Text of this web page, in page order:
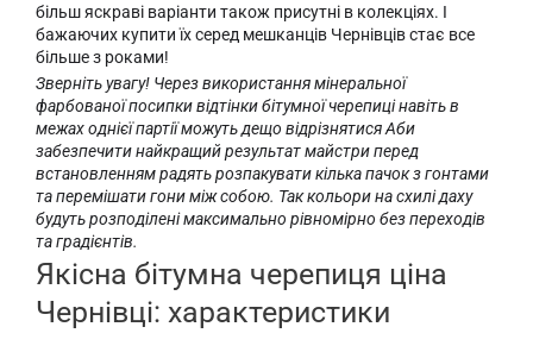
більш яскраві варіанти також присутні в колекціях. І
бажаючих купити їх серед мешканців Чернівців стає все
більше з роками!
Зверніть увагу! Через використання мінеральної
фарбованої посипки відтінки бітумної черепиці навіть в
межах однієї партії можуть дещо відрізнятися Аби
забезпечити найкращий результат майстри перед
встановленням радять розпакувати кілька пачок з гонтами
та перемішати гони між собою. Так кольори на схилі даху
будуть розподілені максимально рівномірно без переходів
та градієнтів.
Якісна бітумна черепиця ціна
Чернівці: характеристики